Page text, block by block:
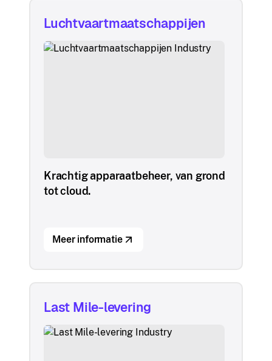
Luchtvaartmaatschappijen
Krachtig apparaatbeheer, van grond
tot cloud.
Meer informatie
Last Mile-levering